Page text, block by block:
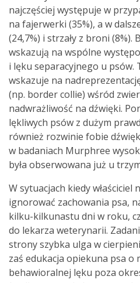
najczęściej występuje w
na fajerwerki (35%), a w
(24,7%) i strzały z broni (8%).
wskazują na wspólne
i lęku separacyjnego u psów.
wskazuje na
(np. border collie) wśród
nadwrażliwość na dźwięki.
lękliwych psów z dużym
również rozwinie fobie
w badaniach Murphree
była obserwowana już u
W sytuacjach kiedy właściciel
ignorować zachowania psa,
kilku-kilkunastu dni w roku,
do lekarza weterynarii.
strony szybka ulga w
zaś edukacja opiekuna psa o
behawioralnej lęku poza